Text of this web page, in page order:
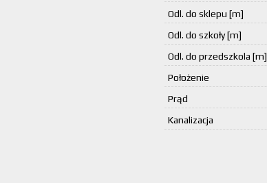
Odl. do sklepu [m]
Odl. do szkoły [m]
Odl. do przedszkola [m]
Położenie
Prąd
Kanalizacja